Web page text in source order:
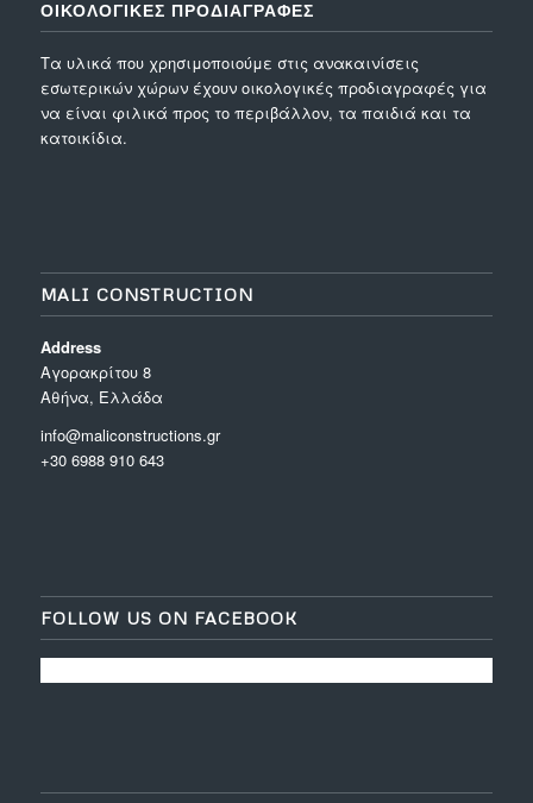
ΟΙΚΟΛΟΓΙΚΕΣ ΠΡΟΔΙΑΓΡΑΦΕΣ
Τα υλικά που χρησιμοποιούμε στις ανακαινίσεις
εσωτερικών χώρων έχουν οικολογικές προδιαγραφές για
να είναι φιλικά προς το περιβάλλον, τα παιδιά και τα
κατοικίδια.
MALI CONSTRUCTION
Address
Aγορακρίτου 8
Αθήνα, Ελλάδα
info@maliconstructions.gr
+30 6988 910 643
FOLLOW US ON FACEBOOK